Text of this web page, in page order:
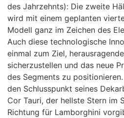
des Jahrzehnts): Die zweite
wird mit einem geplanten
Modell ganz im Zeichen des
Auch diese technologische
einmal zum Ziel,
sicherzustellen und das neue
des Segments zu
den Schlusspunkt seines
Cor Tauri, der hellste Stern im
Richtung für Lamborghini